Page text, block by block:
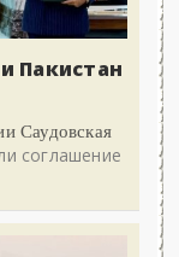
Пакистан
Саудовская
соглашение